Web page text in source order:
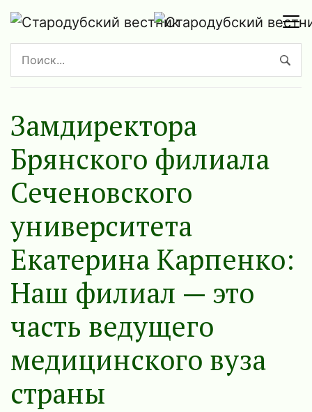
Замдиректора
Брянского филиала
Сеченовского
университета
Екатерина Карпенко:
Наш филиал — это
часть ведущего
медицинского вуза
страны